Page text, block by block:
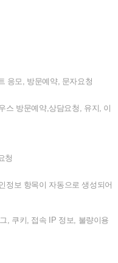
응모, 방문예약, 문자요청
스 방문예약,상담요청 , 유지, 이
청
정보 항목이 자동으로 생성되어
, 쿠키, 접속 IP 정보, 불량이용